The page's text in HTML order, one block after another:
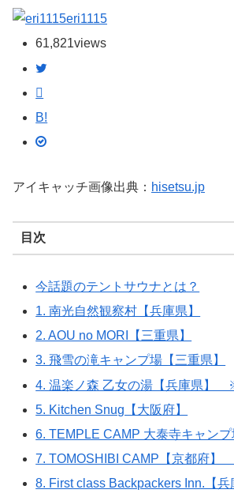
eri1115
61,821views
B!
アイキャッチ画像出典： hisetsu.jp
目次
今話題のテントサウナとは？
1. 南光自然観察村【兵庫県】
2. AOU no MORI【三重県】
3. 飛雪の滝キャンプ場【三重県】
4. 温楽ノ森 乙女の湯【兵庫県】
5. Kitchen Snug【大阪府】
6. TEMPLE CAMP 大泰寺キャンプ
7. TOMOSHIBI CAMP【京都府
8. First class Backpackers Inn.【兵